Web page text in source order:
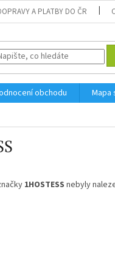
A PLATBY DO ČR
obchodu Mapa
1HOSTESS nebyly